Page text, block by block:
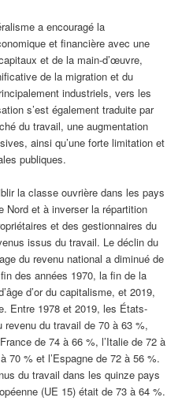
a encouragé la
et financière avec une
et de la main-d’œuvre,
de la migration et du
industriels, vers les
s’est également traduite par
du travail, une augmentation
ainsi qu’une forte limitation et
publiques.
la classe ouvrière dans les pays
Nord et à inverser la répartition
et des gestionnaires du
issus du travail. Le déclin du
du revenu national a diminué de
des années 1970, la fin de la
d’or du capitalisme, et 2019,
Entre 1978 et 2019, les États-
du travail de 70 à 63 %,
de 74 à 66 %, l’Italie de 72 à
70 % et l’Espagne de 72 à 56 %.
du travail dans les quinze pays
(UE 15) était de 73 à 64 %.